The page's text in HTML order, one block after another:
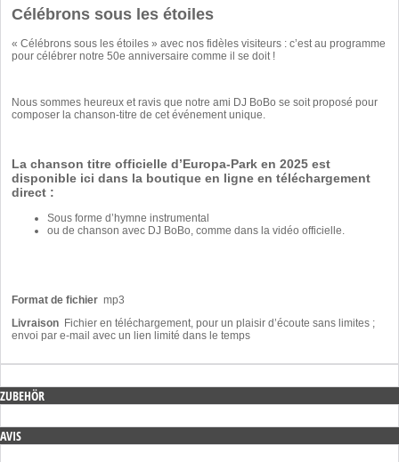
Célébrons sous les étoiles
« Célébrons sous les étoiles » avec nos fidèles visiteurs : c’est au programme
pour célébrer notre 50e anniversaire comme il se doit !
Nous sommes heureux et ravis que notre ami DJ BoBo se soit proposé pour
composer la chanson-titre de cet événement unique.
La chanson titre officielle d’Europa-Park en 2025 est
disponible ici dans la boutique en ligne en téléchargement
direct :
Sous forme d’hymne instrumental
ou de chanson avec DJ BoBo, comme dans la vidéo officielle.
Format de fichier mp3
Livraison Fichier en téléchargement, pour un plaisir d’écoute sans limites ;
envoi par e-mail avec un lien limité dans le temps
ZUBEHÖR
AVIS